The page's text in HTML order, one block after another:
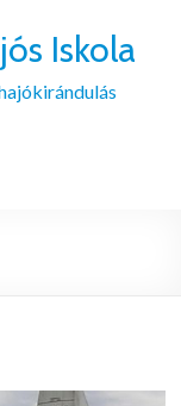
Iskola